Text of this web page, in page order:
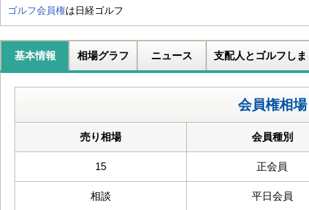
ゴルフ会員権は日経ゴルフ
基本情報 相場グラフ ニュース 支配人とゴルフしま
会員権相場
売り相場 会員種別
15 正会員
相談 平日会員